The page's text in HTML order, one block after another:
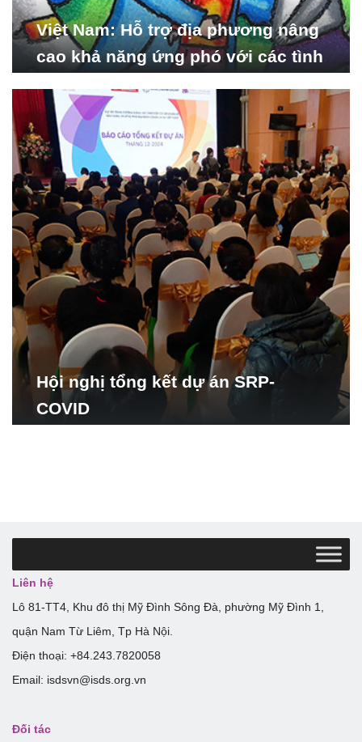
Việt Nam: Hỗ trợ địa phương nâng
cao khả năng ứng phó với các tình
Hội nghị tổng kết dự án SRP-
COVID
Liên hệ
Lô 81-TT4, Khu đô thị Mỹ Đình Sông Đà, phường Mỹ Đình 1,
quận Nam Từ Liêm, Tp Hà Nội.
Điện thoại: +84.243.7820058
Email: isdsvn@isds.org.vn
Đối tác